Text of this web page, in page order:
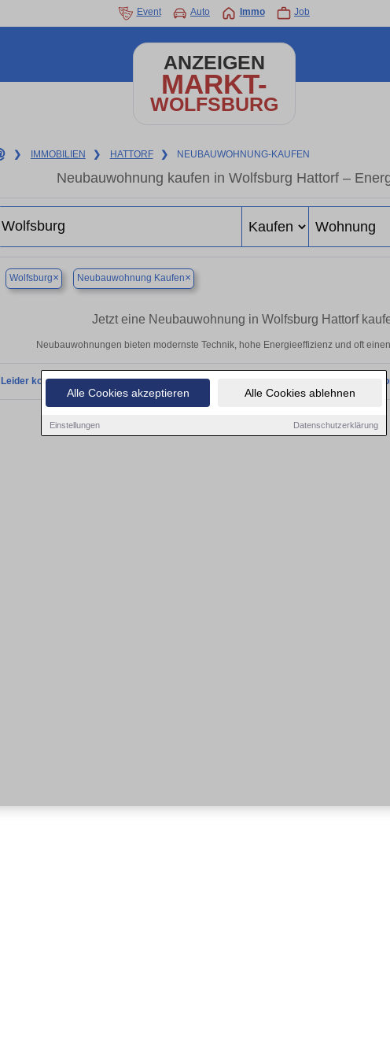
Alle Cookies akzeptieren Alle Cookies ablehnen
Einstellungen Datenschutzerklärung
Event Auto Immo Job
ANZEIGEN
MARKT-
WOLFSBURG
❯ IMMOBILIEN ❯ HATTORF ❯ NEUBAUWOHNUNG-KAUFEN
Neubauwohnung kaufen in Wolfsburg Hattorf –
Wolfsburg× Neubauwohnung Kaufen×
Jetzt eine Neubauwohnung in Wolfsburg Hattorf
Neubauwohnungen bieten modernste Technik, hohe Energieeffizienz und oft
Leider konnten wir derzeit keine passenden Objekte finden. Schauen Sie bald wieder